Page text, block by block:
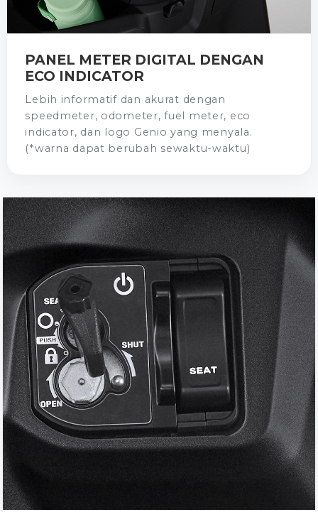
PANEL METER DIGITAL DENGAN
ECO INDICATOR
Lebih informatif dan akurat dengan
speedmeter, odometer, fuel meter, eco
indicator, dan logo Genio yang menyala.
(*warna dapat berubah sewaktu-waktu)